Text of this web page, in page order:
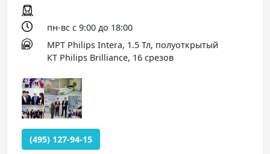
пн-вс с 9:00 до 18:00
МРТ Philips Intera, 1.5 Тл, полуоткрытый
КТ Philips Brilliance, 16 срезов
(495) 127-94-15